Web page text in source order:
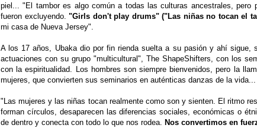
piel... "El tambor es algo común a todas las culturas ancestrales, pero
fueron excluyendo. "Girls don't play drums" ("Las niñas no tocan el
mi casa de Nueva Jersey".
A los 17 años, Ubaka dio por fin rienda suelta a su pasión y ahí sigue,
actuaciones con su grupo "multicultural", The ShapeShifters, con los
con la espiritualidad. Los hombres son siempre bienvenidos, pero la
mujeres, que convierten sus seminarios en auténticas danzas de la vida...
"Las mujeres y las niñas tocan realmente como son y sienten. El ritmo
forman círculos, desaparecen las diferencias sociales, económicas o
de dentro y conecta con todo lo que nos rodea. Nos convertimos en